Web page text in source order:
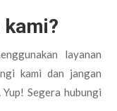
layanan
kami dan jangan
Segera hubungi